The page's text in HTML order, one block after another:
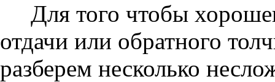
Для того чтобы
отдачи или обратного
разберем несколько